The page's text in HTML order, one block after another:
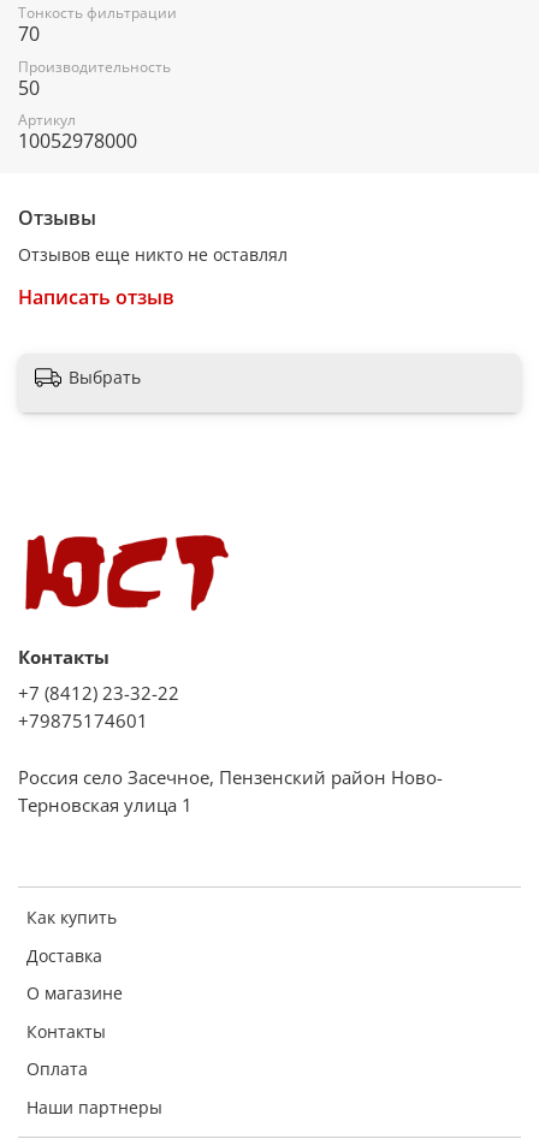
Тонкость фильтрации
70
Производительность
50
Артикул
10052978000
Отзывы
Отзывов еще никто не оставлял
Написать отзыв
Выбрать
Как купить
Доставка
О магазине
Контакты
Оплата
Наши партнеры
Контакты
+7 (8412) 23-32-22
+79875174601
Россия село Засечное, Пензенский район Ново-
Терновская улица 1